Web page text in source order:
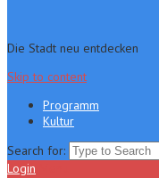
Die Stadt neu entdecken
Skip to content
Programm
Kultur
Search for:
Login